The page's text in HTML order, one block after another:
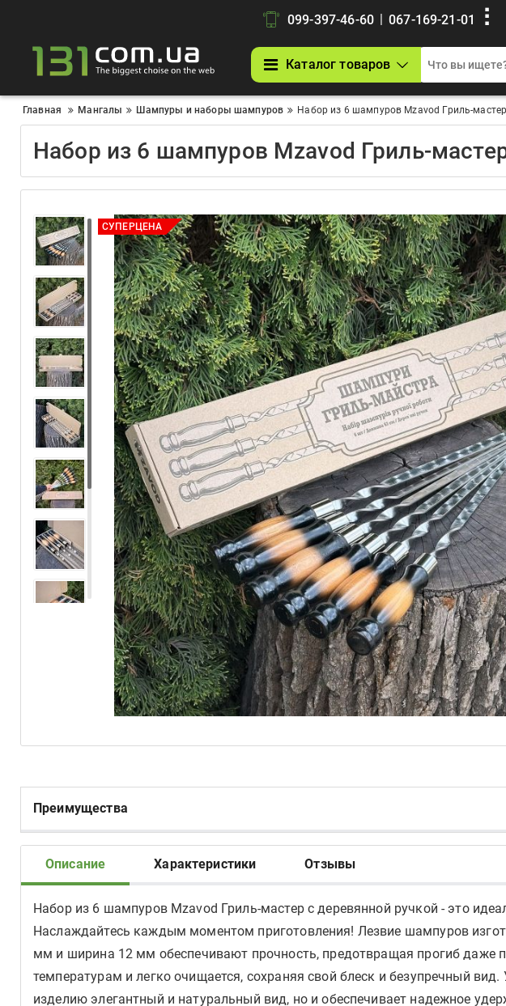
099-397-46-60 | 067-169-21-01
Каталог товаров
Главная Мангалы Шампуры и наборы шампуров Набор из 6 шампуров Mzavod Гриль-
Набор из 6 шампуров Mzavod Гриль-
СУПЕРЦЕНА
Преимущества
Описание Характеристики Отзывы
Набор из 6 шампуров Mzavod Гриль-мастер с деревянной ручкой - это
Наслаждайтесь каждым моментом приготовления! Лезвие шампуров
мм и ширина 12 мм обеспечивают прочность, предотвращая прогиб
температурам и легко очищается, сохраняя свой блеск и безупречный
изделию элегантный и натуральный вид, но и обеспечивает надежное